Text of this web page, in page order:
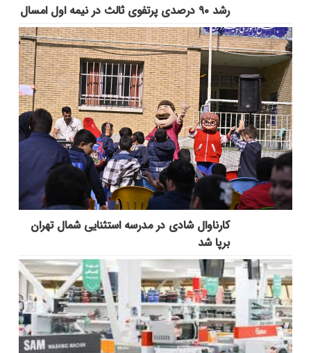
رشد ۹۰ درصدی پرتفوی ثالث در نیمه اول امسال
کارناوال شادی در مدرسه استثنایی شمال تهران
برپا شد